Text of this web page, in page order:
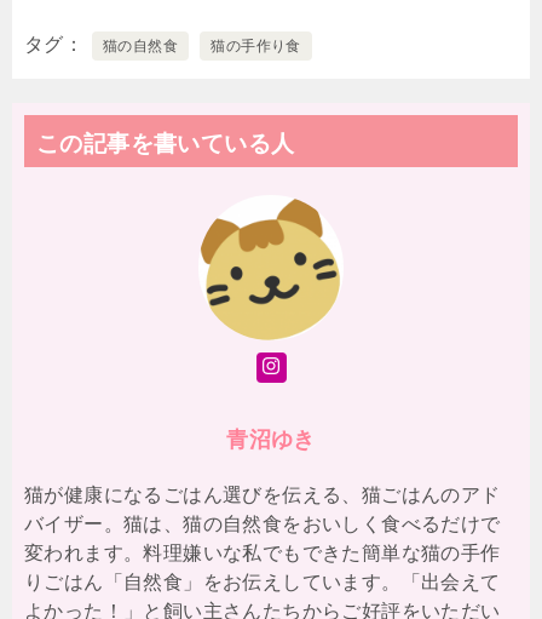
c
b
o
tt ai
er
st
e
e
タグ 猫の自然食 猫の手作り食
この記事を書いている人
青沼ゆき
猫が健康になるごはん選びを伝える、猫ごはんのアド
バイザー。猫は、猫の自然食をおいしく食べるだけで
変われます。料理嫌いな私でもできた簡単な猫の手作
りごはん「自然食」をお伝えしています。「出会えて
よかった！」と飼い主さんたちからご好評をいただい